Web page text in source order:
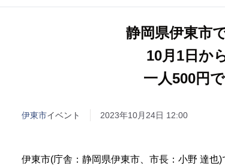
静岡県伊東市
10月1日か
一人500円
伊東市イベント 2023年10月24日 12:00
伊東市(庁舎：静岡県伊東市、市長：小野 達